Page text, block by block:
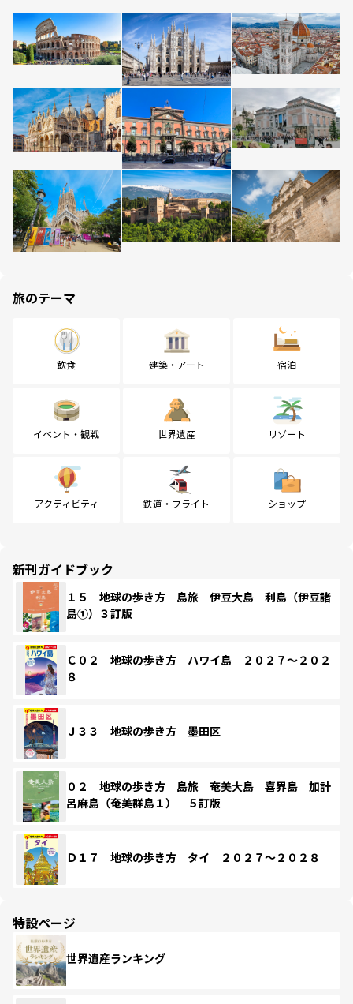
旅のテーマ
飲食 建築・アート 宿泊
イベント・観戦 世界遺産 リゾート
アクティビティ 鉄道・フライト ショップ
新刊ガイドブック
１５ 地球の歩き方 島旅 伊豆大島 利島（伊豆諸
島①）３訂版
Ｃ０２ 地球の歩き方 ハワイ島 ２０２７～２０２
８
Ｊ３３ 地球の歩き方 墨田区
０２ 地球の歩き方 島旅 奄美大島 喜界島 加計
呂麻島（奄美群島１） ５訂版
Ｄ１７ 地球の歩き方 タイ ２０２７～２０２８
特設ページ
世界遺産ランキング